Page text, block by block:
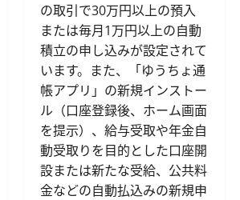
の取引で30万円以上の預入
または毎月1万円以上の自動
積立の申し込みが設定されて
います。また、「ゆうちょ通
帳アプリ」の新規インストー
ル（口座登録後、ホーム画面
を提示）、給与受取や年金自
動受取りを目的とした口座開
設または新たな受給、公共料
金などの自動払込みの新規申